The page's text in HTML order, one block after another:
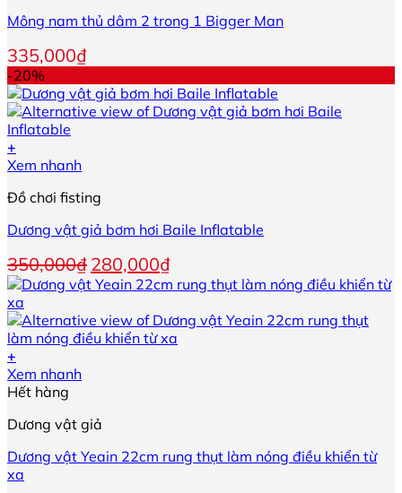
Mông nam thủ dâm 2 trong 1 Bigger Man
335,000₫
-20%
+
Xem nhanh
Đồ chơi fisting
Dương vật giả bơm hơi Baile Inflatable
350,000₫ Giá
gốc
là:
350,000₫.
280,000₫Giá
hiện
tại
là:
280,000₫.
+
Xem nhanh
Hết hàng
Dương vật giả
Dương vật Yeain 22cm rung thụt làm nóng điều khiển từ
xa